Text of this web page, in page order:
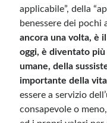
applicabile”, della
benessere dei pochi
ancora una volta, è
oggi, è diventato
umane, della
importante della vita
essere a servizio
consapevole o